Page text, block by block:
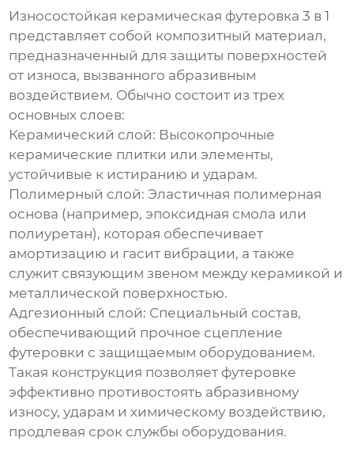
Износостойкая керамическая футеровка 3 в 1
представляет собой композитный материал,
предназначенный для защиты поверхностей
от износа, вызванного абразивным
воздействием. Обычно состоит из трех
основных слоев:
Керамический слой: Высокопрочные
керамические плитки или элементы,
устойчивые к истиранию и ударам.
Полимерный слой: Эластичная полимерная
основа (например, эпоксидная смола или
полиуретан), которая обеспечивает
амортизацию и гасит вибрации, а также
служит связующим звеном между керамикой и
металлической поверхностью.
Адгезионный слой: Специальный состав,
обеспечивающий прочное сцепление
футеровки с защищаемым оборудованием.
Такая конструкция позволяет футеровке
эффективно противостоять абразивному
износу, ударам и химическому воздействию,
продлевая срок службы оборудования.